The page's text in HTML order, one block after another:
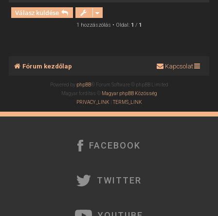
é
Válasz küldése
1 hozzászólás • Oldal: 1 / 1
Fórum kezdőlap Kapcsolat
Powered by phpBB® Forum Software © phpBB Limited
Magyar fordítás © Magyar phpBB Közösség
PRIVACY_LINK |TERMS_LINK
FACEBOOK
TWITTER